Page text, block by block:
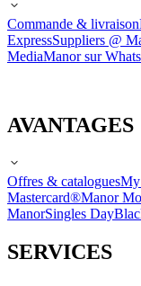
Commande & livraison
ExpressSuppliers @
MediaManor sur
AVANTAGES
Offres & cataloguesMy
Mastercard®Manor
ManorSingles Day
SERVICES